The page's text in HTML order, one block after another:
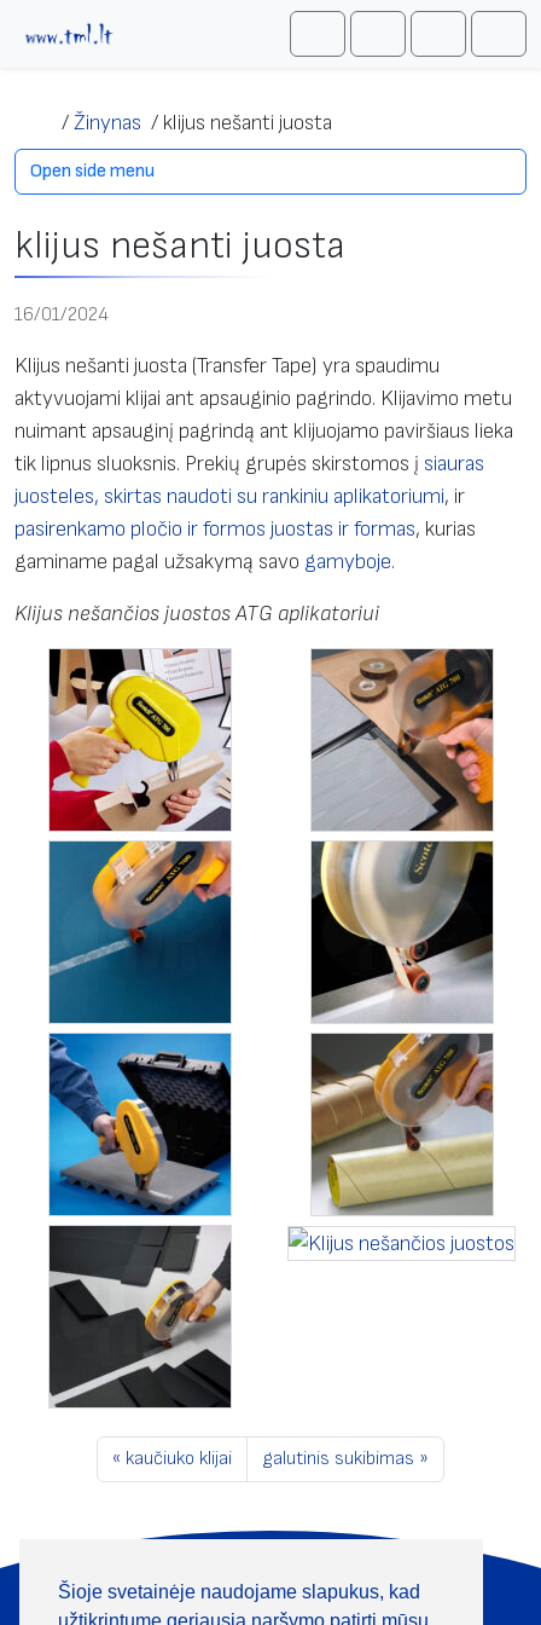
SearchAccountCart
/Žinynas / klijus nešanti juosta
klijus nešanti juosta
16/01/2024
Klijus nešanti juosta (Transfer Tape) yra spaudimu
aktyvuojami klijai ant apsauginio pagrindo. Klijavimo metu
nuimant apsauginį pagrindą ant klijuojamo paviršiaus lieka
tik lipnus sluoksnis. Prekių grupės skirstomos į siauras
juosteles, skirtas naudoti su rankiniu aplikatoriumi, ir
pasirenkamo pločio ir formos juostas ir formas, kurias
gaminame pagal užsakymą savo gamyboje.
Klijus nešančios juostos ATG aplikatoriui
kaučiuko klijai galutinis sukibimas
Open side menu
Apie mus Produktai
Šioje svetainėje naudojame slapukus, kad
užtikrintume geriausią naršymo patirtį mūsų